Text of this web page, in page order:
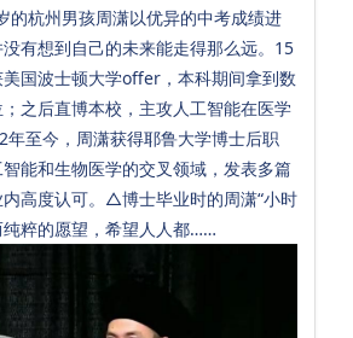
的杭州男孩周潇以优异的中考成绩进
有想到自己的未来能走得那么远。15
国波士顿大学offer，本科期间拿到数
之后直博本校，主攻人工智能在医学
年至今，周潇获得耶鲁大学博士后职
能和生物医学的交叉领域，发表多篇
高度认可。△博士毕业时的周潇“小时
粹的愿望，希望人人都……